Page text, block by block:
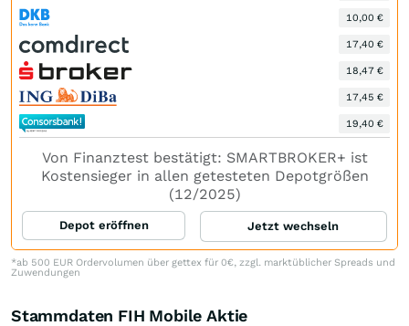
10,00 €
17,40 €
18,47 €
17,45 €
19,40 €
Von Finanztest bestätigt: SMARTBROKER+ ist
Kostensieger in allen getesteten Depotgrößen
(12/2025)
Depot eröffnen Jetzt wechseln
*ab 500 EUR Ordervolumen über gettex für 0€, zzgl. marktüblicher Spreads und
Zuwendungen
Stammdaten FIH Mobile Aktie